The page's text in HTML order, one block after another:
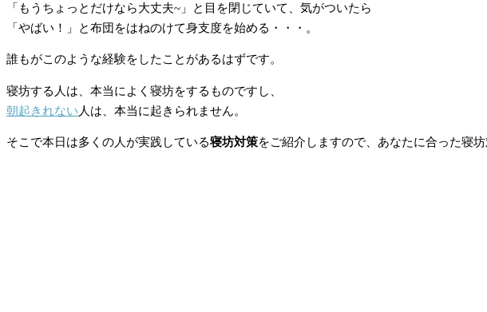
「もうちょっとだけなら大丈夫~」と目を閉じていて、気がついたら
「やばい！」と布団をはねのけて身支度を始める・・・。
誰もがこのような経験をしたことがあるはずです。
寝坊する人は、本当によく寝坊をするものですし、
朝起きれない 人は、本当に起きられません。
そこで本日は多くの人が実践している寝坊対策をご紹介しますので、あなたに合った寝